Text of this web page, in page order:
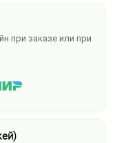
при заказе или при